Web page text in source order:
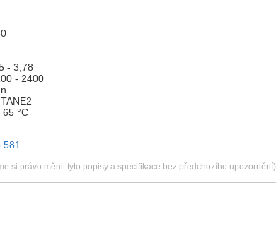
- 3,78
- 2400
°C
si právo měnit tyto popisy a specifikace bez předchozího upozornění)